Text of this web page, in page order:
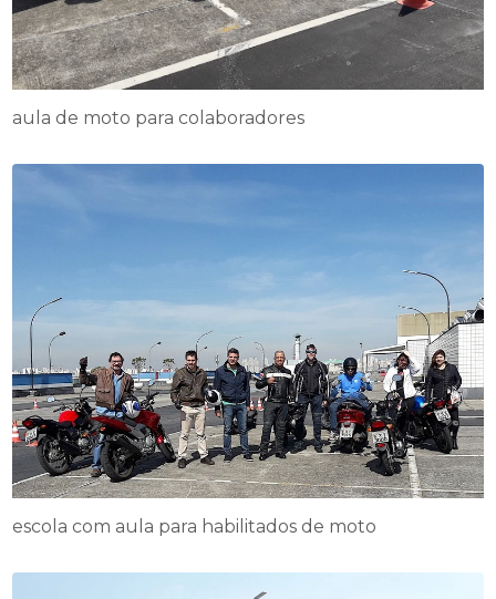
aula de moto para colaboradores
escola com aula para habilitados de moto